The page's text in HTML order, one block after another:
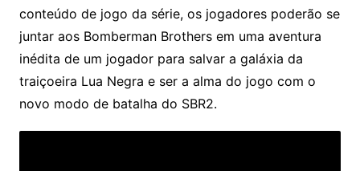
conteúdo de jogo da série, os jogadores poderão se
juntar aos Bomberman Brothers em uma aventura
inédita de um jogador para salvar a galáxia da
traiçoeira Lua Negra e ser a alma do jogo com o
novo modo de batalha do SBR2.